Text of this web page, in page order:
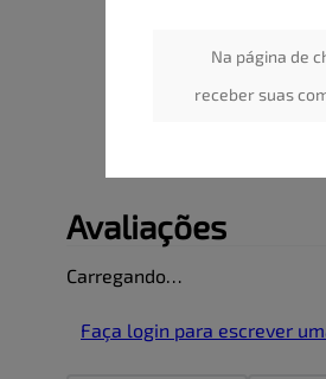
Na página de
receber suas
Brancas e Coloridas
Indisponível
Avaliações
Carregando…
Faça login para escrever